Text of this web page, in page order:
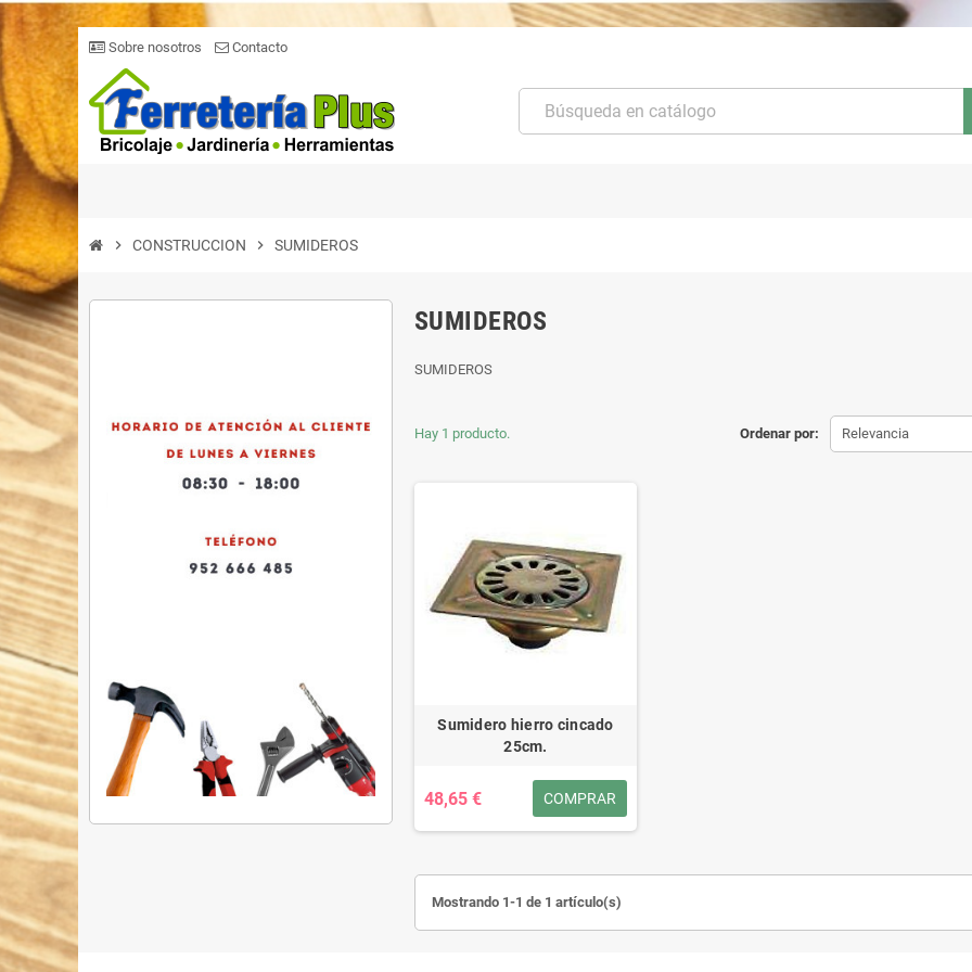
Sobre nosotros Contacto
chevron_right CONSTRUCCION chevron_right SUMIDEROS
SUMIDEROS
SUMIDEROS
Ordenar por: Relevancia
Hay 1 producto.
Sumidero hierro cincado
25cm.
48,65 € COMPRAR
Mostrando 1-1 de 1 artículo(s)